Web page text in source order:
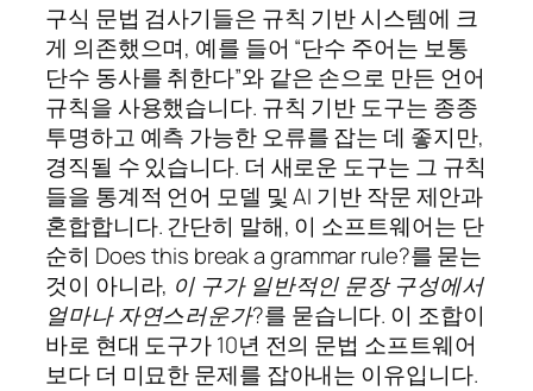
구식 문법 검사기들은 규칙 기반 시스템에 크
게 의존했으며, 예를 들어 “단수 주어는 보통
단수 동사를 취한다”와 같은 손으로 만든 언어
규칙을 사용했습니다. 규칙 기반 도구는 종종
투명하고 예측 가능한 오류를 잡는 데 좋지만,
경직될 수 있습니다. 더 새로운 도구는 그 규칙
들을 통계적 언어 모델 및 AI 기반 작문 제안과
혼합합니다. 간단히 말해, 이 소프트웨어는 단
순히 Does this break a grammar rule?를 묻는
것이 아니라, 이 구가 일반적인 문장 구성에서
얼마나 자연스러운가?를 묻습니다. 이 조합이
바로 현대 도구가 10년 전의 문법 소프트웨어
보다 더 미묘한 문제를 잡아내는 이유입니다.